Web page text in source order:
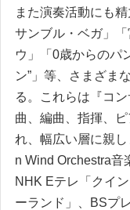
ま た演奏活動に も精
サンブル・ ベガ」 「
ウ 」 「 0歳からのパ
ン”」 等、 さ ま ざま
る 。 これらは 『コ
曲
編曲 指揮
れ、 幅広い層に親 し
n Wind Orchestra音
NHK Eテレ 「 ク イ
ーラン ド 」 BSプ